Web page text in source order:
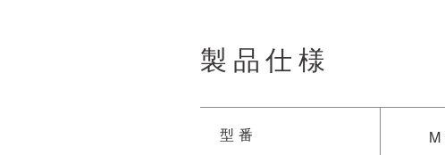
製品仕様
型番